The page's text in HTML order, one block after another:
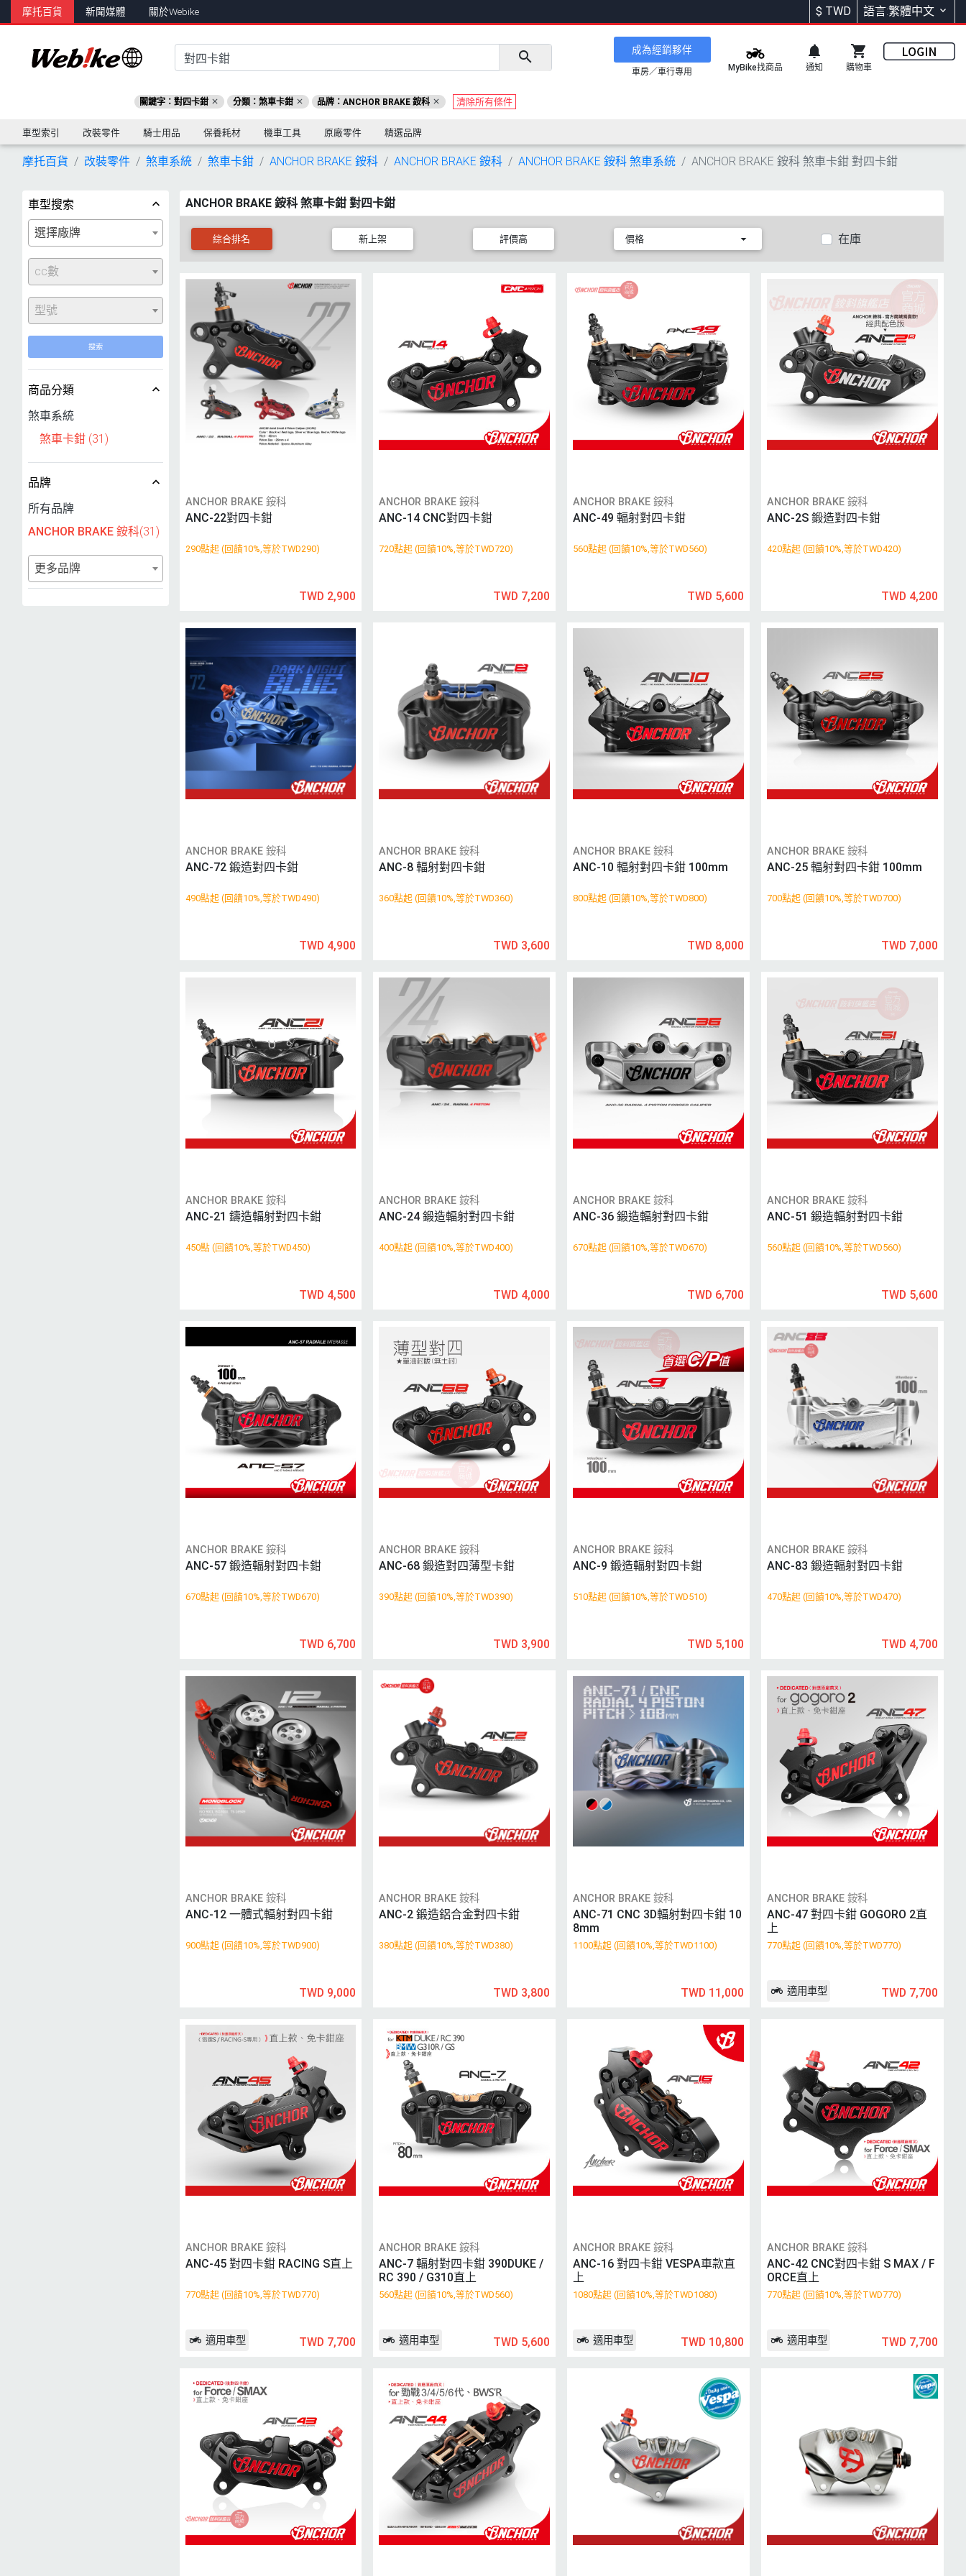
摩托百貨 新聞媒體 關於Webike $ TWD 語言:繁體中文
成為經銷夥伴
車房／車行專用 MyBike找商品 通知 購物車
關鍵字：對四卡鉗 分類：煞車卡鉗 品牌：ANCHOR BRAKE 銨科 清除所有條件
車型索引 改裝零件 騎士用品 保養耗材 機車工具 原廠零件 精選品牌
摩托百貨 改裝零件 煞車系統 煞車卡鉗 ANCHOR BRAKE 銨科 ANCHOR BRAKE 銨科 ANCHOR BRAKE 銨科 煞車系統 ANCHOR BRAKE 銨科 煞車卡鉗 對四卡鉗
車型搜索
選擇廠牌
cc數
型號
搜索
商品分類
煞車系統
煞車卡鉗 (31)
品牌
所有品牌
ANCHOR BRAKE 銨科(31)
更多品牌
ANCHOR BRAKE 銨科 煞車卡鉗 對四卡鉗
綜合排名 新上架 評價高 價格 在庫
ANCHOR BRAKE 銨科
ANC-22對四卡鉗
290點起 (回饋10%,等於TWD290)
TWD 2,900
ANCHOR BRAKE 銨科
ANC-14 CNC對四卡鉗
720點起 (回饋10%,等於TWD720)
TWD 7,200
ANCHOR BRAKE 銨科
ANC-49 輻射對四卡鉗
560點起 (回饋10%,等於TWD560)
TWD 5,600
ANCHOR BRAKE 銨科
ANC-2S 鍛造對四卡鉗
420點起 (回饋10%,等於TWD420)
TWD 4,200
ANCHOR BRAKE 銨科
ANC-72 鍛造對四卡鉗
490點起 (回饋10%,等於TWD490)
TWD 4,900
ANCHOR BRAKE 銨科
ANC-8 輻射對四卡鉗
360點起 (回饋10%,等於TWD360)
TWD 3,600
ANCHOR BRAKE 銨科
ANC-10 輻射對四卡鉗 100mm
800點起 (回饋10%,等於TWD800)
TWD 8,000
ANCHOR BRAKE 銨科
ANC-25 輻射對四卡鉗 100mm
700點起 (回饋10%,等於TWD700)
TWD 7,000
ANCHOR BRAKE 銨科
ANC-21 鑄造輻射對四卡鉗
450點 (回饋10%,等於TWD450)
TWD 4,500
ANCHOR BRAKE 銨科
ANC-24 鍛造輻射對四卡鉗
400點起 (回饋10%,等於TWD400)
TWD 4,000
ANCHOR BRAKE 銨科
ANC-36 鍛造輻射對四卡鉗
670點起 (回饋10%,等於TWD670)
TWD 6,700
ANCHOR BRAKE 銨科
ANC-51 鍛造輻射對四卡鉗
560點起 (回饋10%,等於TWD560)
TWD 5,600
ANCHOR BRAKE 銨科
ANC-57 鍛造輻射對四卡鉗
670點起 (回饋10%,等於TWD670)
TWD 6,700
ANCHOR BRAKE 銨科
ANC-68 鍛造對四薄型卡鉗
390點起 (回饋10%,等於TWD390)
TWD 3,900
ANCHOR BRAKE 銨科
ANC-9 鍛造輻射對四卡鉗
510點起 (回饋10%,等於TWD510)
TWD 5,100
ANCHOR BRAKE 銨科
ANC-83 鍛造輻射對四卡鉗
470點起 (回饋10%,等於TWD470)
TWD 4,700
ANCHOR BRAKE 銨科
ANC-12 一體式輻射對四卡鉗
900點起 (回饋10%,等於TWD900)
TWD 9,000
ANCHOR BRAKE 銨科
ANC-2 鍛造鋁合金對四卡鉗
380點起 (回饋10%,等於TWD380)
TWD 3,800
ANCHOR BRAKE 銨科
ANC-71 CNC 3D輻射對四卡鉗 10
8mm
1100點起 (回饋10%,等於TWD1100)
TWD 11,000
ANCHOR BRAKE 銨科
ANC-47 對四卡鉗 GOGORO 2直
上
770點起 (回饋10%,等於TWD770)
適用車型 TWD 7,700
ANCHOR BRAKE 銨科
ANC-45 對四卡鉗 RACING S直上
770點起 (回饋10%,等於TWD770)
適用車型 TWD 7,700
ANCHOR BRAKE 銨科
ANC-7 輻射對四卡鉗 390DUKE /
RC 390 / G310直上
560點起 (回饋10%,等於TWD560)
適用車型 TWD 5,600
ANCHOR BRAKE 銨科
ANC-16 對四卡鉗 VESPA車款直
上
1080點起 (回饋10%,等於TWD1080)
適用車型 TWD 10,800
ANCHOR BRAKE 銨科
ANC-42 CNC對四卡鉗 S MAX / F
ORCE直上
770點起 (回饋10%,等於TWD770)
適用車型 TWD 7,700